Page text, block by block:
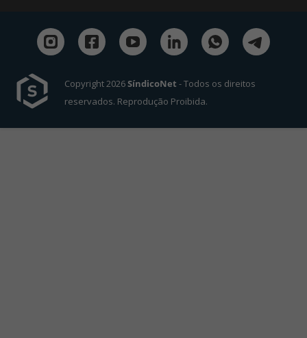
Copyright 2026SíndicoNet - Todos os direitos
reservados. Reprodução Proibida.